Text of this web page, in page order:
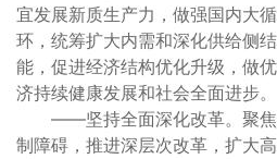
宜发展新质生产力，做强国内大
环，统筹扩大内需和深化供给侧
能，促进经济结构优化升级，做
济持续健康发展和社会全面进步。
——坚持全面深化改革。聚焦
制障碍，推进深层次改革，扩大